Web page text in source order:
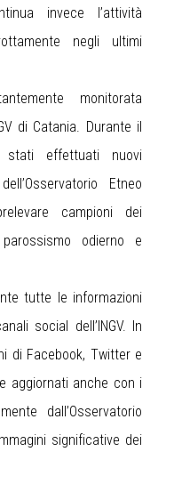
invece l’attività
negli ultimi
monitorata
di Catania. Durante il
stati effettuati nuovi
Etneo
campioni dei
odierno e
tutte le informazioni
social dell’INGV. In
di Facebook, Twitter e
aggiornati anche con i
dall’Osservatorio
significative dei